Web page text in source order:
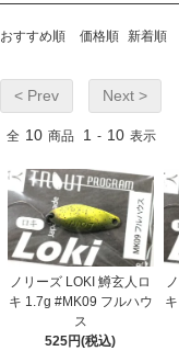
おすすめ順 価格順 新着順
< Prev Next >
全 10 商品 1 - 10 表示
ノリーズ LOKI 鱒玄人ロ
キ 1.7g #MK09 フルハウ
ス
525円(税込)